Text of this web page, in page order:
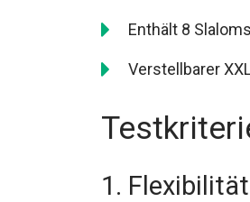
Enthält 8
Verstellbarer
1.